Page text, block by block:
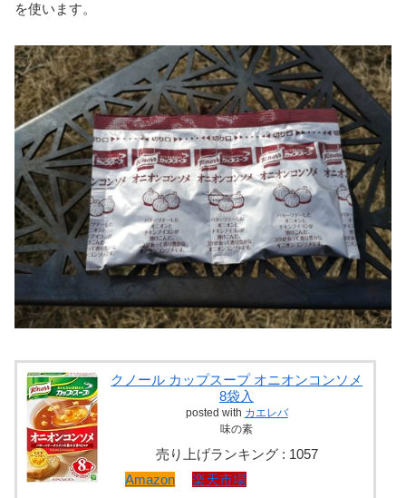
を使います。
クノール カップスープ オニオンコンソメ
8袋入
posted with カエレバ
味の素
売り上げランキング : 1057
Amazon
楽天市場